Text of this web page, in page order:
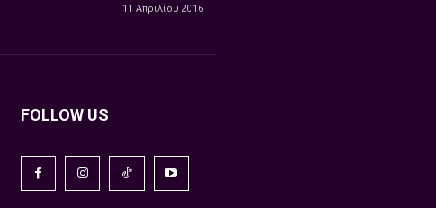
11 Απριλίου 2016
FOLLOW US